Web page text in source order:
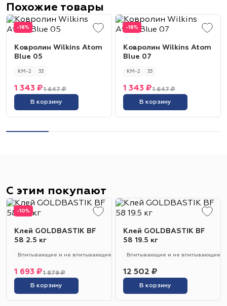
Похожие товары
-18%
Ковролин Wilkins Atom
Blue 05
КМ-2 33
1 647 ₽
1 343 ₽
В корзину
-18%
Ковролин Wilkins Atom
Blue 07
КМ-2 33
1 647 ₽
1 343 ₽
В корзину
С этим покупают
-10%
Клей GOLDBASTIK BF
58 2.5 кг
Впитывающие и не впитывающие 250 - 280 гр/м2 Универсальный
1 879 ₽
1 693 ₽
В корзину
Клей GOLDBASTIK BF
58 19.5 кг
Впитывающие и не впитывающие
12 502 ₽
В корзину